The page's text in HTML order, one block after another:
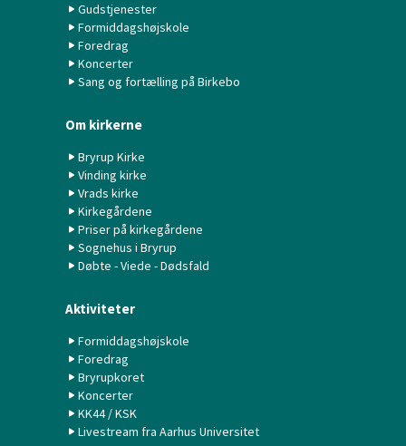
Gudstjenester
Formiddagshøjskole
Foredrag
Koncerter
Sang og fortælling på Birkebo
Om kirkerne
Bryrup Kirke
Vinding kirke
Vrads kirke
Kirkegårdene
Priser på kirkegårdene
Sognehus i Bryrup
Døbte - Viede - Dødsfald
Aktiviteter
Formiddagshøjskole
Foredrag
Bryrupkoret
Koncerter
KK44 / KSK
Livestream fra Aarhus Universitet